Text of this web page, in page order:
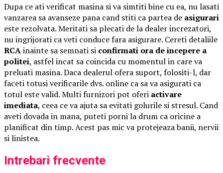
Dupa ce ati verificat masina si va simtiti bine cu ea, nu lasati
vanzarea sa avanseze pana cand stiti ca partea de asigurari
este rezolvata. Meritati sa plecati de la dealer increzatori,
nu ingrijorati ca veti conduce fara asigurare. Cereti detaliile
RCAinainte sa semnati si confirmati ora de incepere a
politei, astfel incat sa coincida cu momentul in care va
preluati masina. Daca dealerul ofera suport, folositi-l, dar
faceti totusi verificarile dvs. online ca sa va asigurati ca
totul este valid. Multi furnizori pot oferi activare
imediata, ceea ce va ajuta sa evitati golurile si stresul. Cand
aveti dovada in mana, puteti porni la drum ca oricine a
planificat din timp. Acest pas mic va protejeaza banii, nervii
si linistea.
Intrebari frecvente